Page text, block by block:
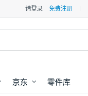
请登录 免费注册
京东 零件库